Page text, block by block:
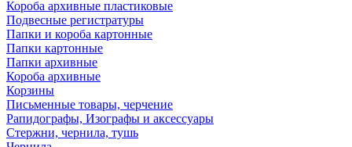
Короба архивные пластиковые
Подвесные регистратуры
Папки и короба картонные
Папки картонные
Папки архивные
Короба архивные
Корзины
Письменные товары, черчение
Рапидографы, Изографы и аксессуары
Стержни, чернила, тушь